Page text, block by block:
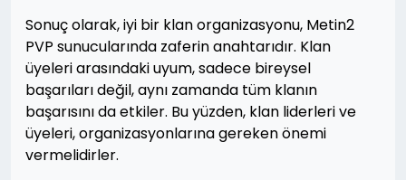
Sonuç olarak, iyi bir klan organizasyonu, Metin2
PVP sunucularında zaferin anahtarıdır. Klan
üyeleri arasındaki uyum, sadece bireysel
başarıları değil, aynı zamanda tüm klanın
başarısını da etkiler. Bu yüzden, klan liderleri ve
üyeleri, organizasyonlarına gereken önemi
vermelidirler.